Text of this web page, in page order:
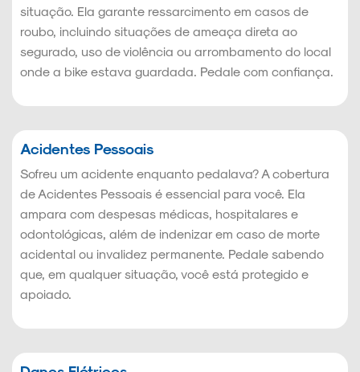
situação. Ela garante ressarcimento em casos de
roubo, incluindo situações de ameaça direta ao
segurado, uso de violência ou arrombamento do local
onde a bike estava guardada. Pedale com confiança.
Acidentes Pessoais
Sofreu um acidente enquanto pedalava? A cobertura
de Acidentes Pessoais é essencial para você. Ela
ampara com despesas médicas, hospitalares e
odontológicas, além de indenizar em caso de morte
acidental ou invalidez permanente. Pedale sabendo
que, em qualquer situação, você está protegido e
apoiado.